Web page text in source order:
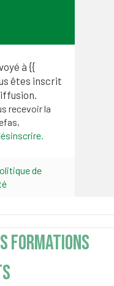
à {{
êtes inscrit
recevoir la
de
FORMATIONS